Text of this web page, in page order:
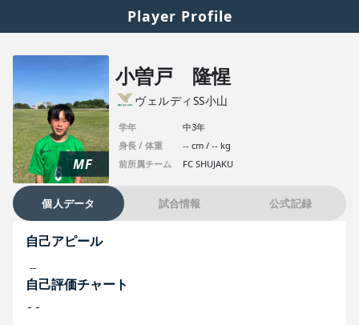
Player Profile
MF
小曽戸 隆惺
ヴェルディSS小山
学年
中3年
身長 / 体重
-- cm / -- kg
前所属チーム
FC SHUJAKU
個人データ 試合情報 公式記録
自己アピール
--
自己評価チャート
--